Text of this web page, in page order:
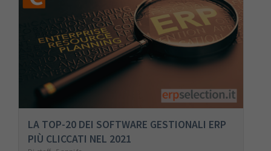
LA TOP-20 DEI SOFTWARE GESTIONALI ERP
PIÙ CLICCATI NEL 2021